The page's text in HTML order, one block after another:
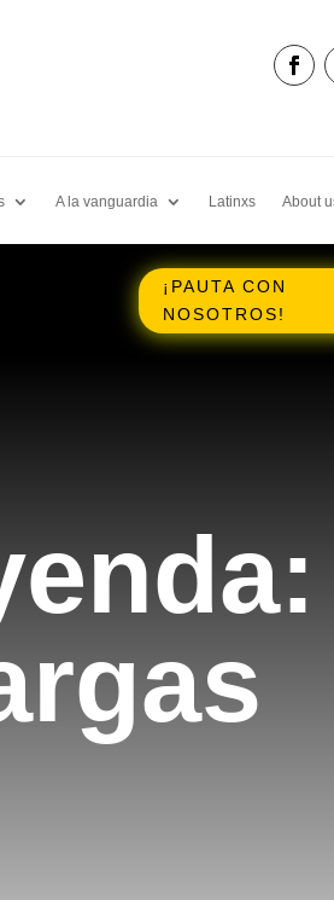
A la vanguardia Latinxs About
¡PAUTA CON
NOSOTROS!